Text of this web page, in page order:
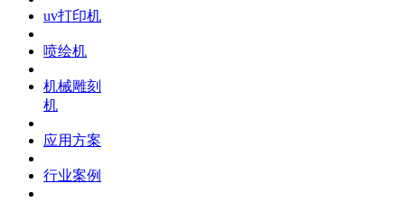
uv打印机
喷绘机
机械雕刻
机
应用方案
行业案例